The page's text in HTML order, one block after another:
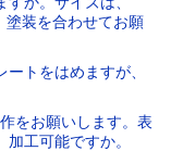
塗装を合わせてお願
トをはめますが、
をお願いします。表
工可能ですか。